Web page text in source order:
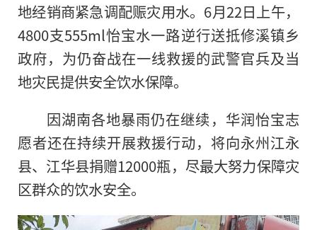
地经销商紧急调配赈灾用水。6月22日上午，
4800支555ml怡宝水一路逆行送抵修溪镇乡
政府，为仍奋战在一线救援的武警官兵及当
地灾民提供安全饮水保障。
因湖南各地暴雨仍在继续，华润怡宝志
愿者还在持续开展救援行动，将向永州江永
县、江华县捐赠12000瓶，尽最大努力保障灾
区群众的饮水安全。